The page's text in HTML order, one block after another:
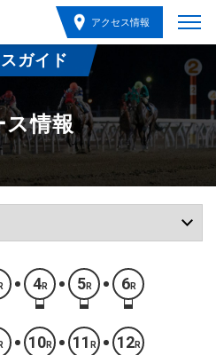
アクセス情報
ガイド
ス情報
4R 5R 6R
10R 11 R 12R